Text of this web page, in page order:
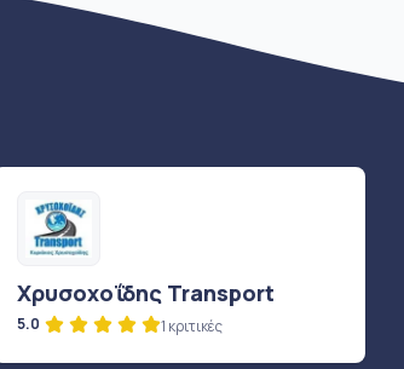
Χρυσοχοΐδης Transport
5.0 1 κριτικές